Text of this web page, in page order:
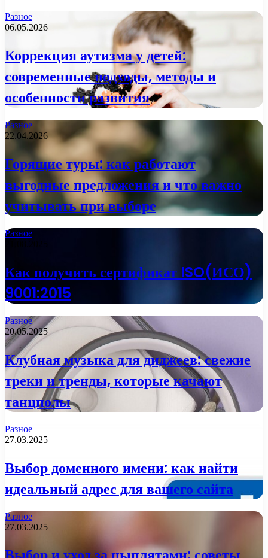
Разное
06.05.2026
Коррекция аутизма у детей:
современные подходы, методы и
особенности развития
Разное
22.04.2026
Горящие туры: как работают
выгодные предложения и что важно
учитывать при выборе
Разное
Как получить сертификат ISO(ИСО)
9001:2015
Разное
20.05.2025
Клубная музыка для диджеев: свежие
треки и тренды, которые качают
танцполы
Разное
27.03.2025
Выбор доменного имени: как найти
идеальный адрес для вашего сайта
Разное
27.03.2025